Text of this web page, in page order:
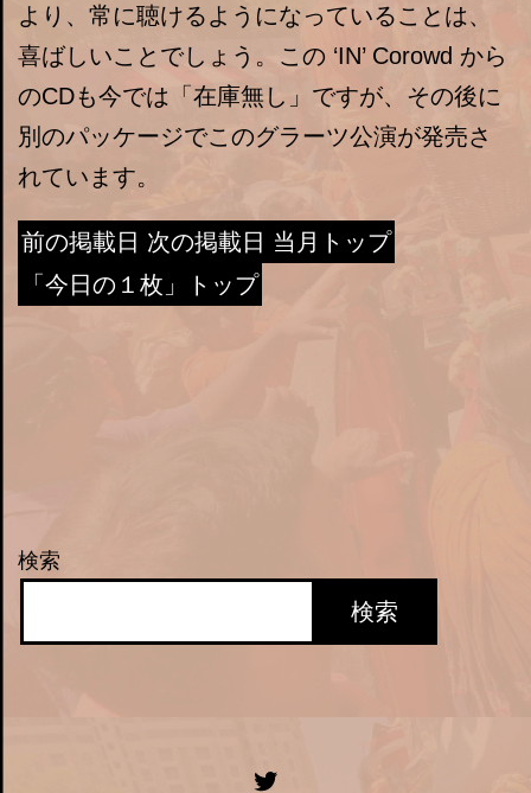
より、常に聴けるようになっていることは、
喜ばしいことでしょう。この ‘IN’ Corowd から
のCDも今では「在庫無し」ですが、その後に
別のパッケージでこのグラーツ公演が発売さ
れています。
前の掲載日 次の掲載日 当月トップ
「今日の１枚」トップ
検索
検索